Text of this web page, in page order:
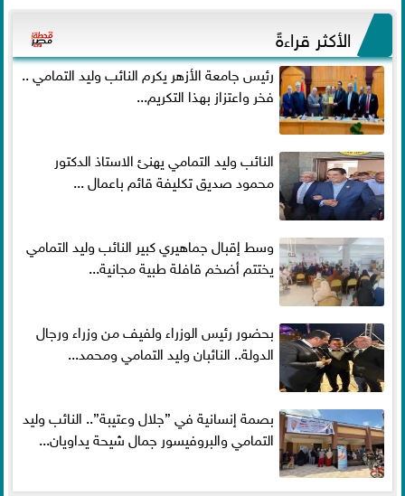
الأكثر قراءةً
رئيس جامعة الأزهر يكرم النائب وليد التمامي ..
فخر واعتزاز بهذا التكريم...
النائب وليد التمامي يهنئ الاستاذ الدكتور
محمود صديق تكليفة قائم باعمال ...
وسط إقبال جماهيري كبير النائب وليد التمامي
يختتم أضخم قافلة طبية مجانية...
بحضور رئيس الوزراء ولفيف من وزراء ورجال
الدولة.. النائبان وليد التمامي ومحمد...
بصمة إنسانية في ”جلال وعتيبة”.. النائب وليد
التمامي والبروفيسور جمال شيحة يداويان...